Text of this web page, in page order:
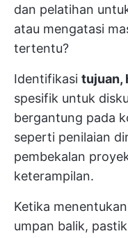
dan pelatihan
atau mengatasi
tertentu?
Identifikasi tujuan,
spesifik untuk
bergantung pada
seperti penilaian
pembekalan
keterampilan.
Ketika
umpan balik,